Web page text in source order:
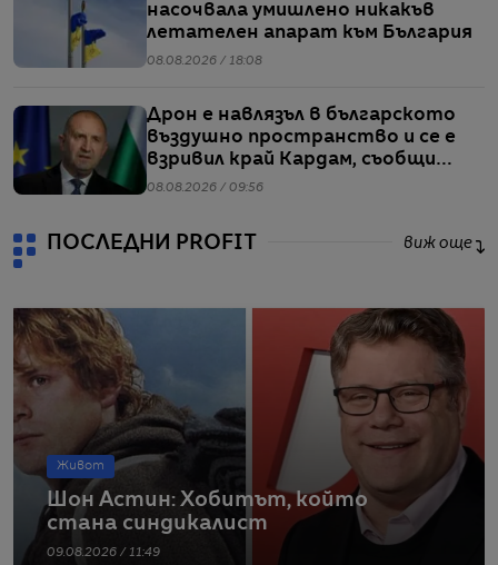
насочвала умишлено никакъв
летателен апарат към България
08.08.2026 / 18:08
Дрон е навлязъл в българското
въздушно пространство и се е
взривил край Кардам, съобщи
Радев
08.08.2026 / 09:56
ПОСЛЕДНИ PROFIT виж още
Живот
Шон Астин: Хобитът, който
стана синдикалист
09.08.2026 / 11:49